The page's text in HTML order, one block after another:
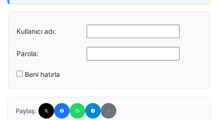
Kullanıcı adı:
Parola:
Beni hatırla
Paylaş: